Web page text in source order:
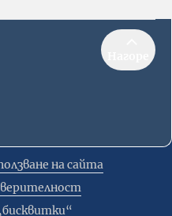
на сайта